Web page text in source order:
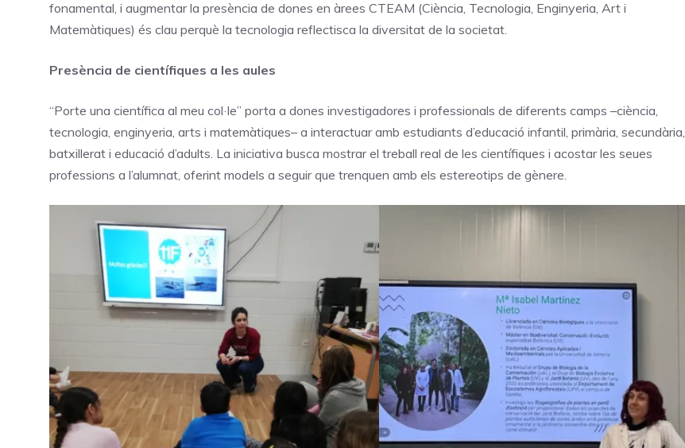
fonamental, i augmentar la presència de dones en àrees CTEAM (Ciència, Tecnologia, Enginyeria, Art i
Matemàtiques) és clau perquè la tecnologia reflectisca la diversitat de la societat.
Presència de científiques a les aules
“Porte una científica al meu col·le” porta a dones investigadores i professionals de diferents camps –ciència,
tecnologia, enginyeria, arts i matemàtiques– a interactuar amb estudiants d’educació infantil, primària, secundària,
batxillerat i educació d’adults. La iniciativa busca mostrar el treball real de les científiques i acostar les seues
professions a l’alumnat, oferint models a seguir que trenquen amb els estereotips de gènere.